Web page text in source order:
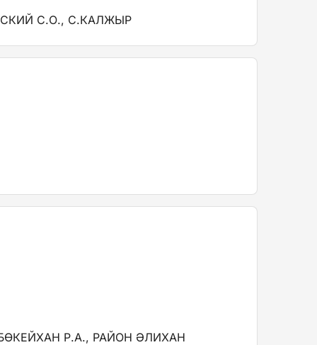
С.О., С.КАЛЖЫР
Р.А., РАЙОН ӘЛИХАН